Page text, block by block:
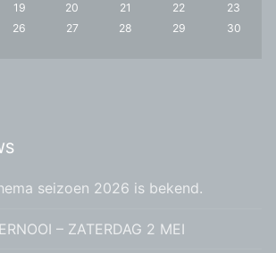
19 20 21 22
23
26 27 28 29
30
seizoen 2026 is bekend.
– ZATERDAG 2 MEI